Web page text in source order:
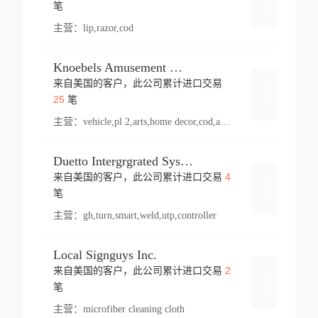
笔
主营： lip,razor,cod
Knoebels Amusement Resort
来自美国的客户，此公司累计进口交易
25笔
主营： vehicle,pl 2,arts,home decor,cod,amusement ride,sea
Duetto Intergrgrated Systems Inc.
来自美国的客户，此公司累计进口交易 4
笔
主营： gh,turn,smart,weld,utp,controller
Local Signguys Inc.
来自美国的客户，此公司累计进口交易 2
笔
主营： microfiber cleaning cloth